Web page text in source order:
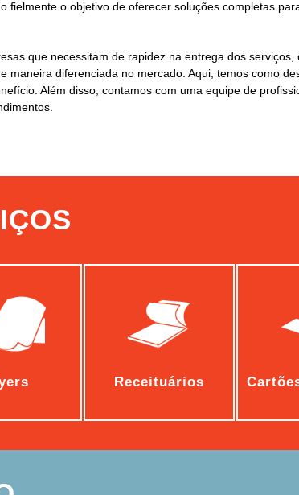
fielmente o objetivo de oferecer soluções completas
que necessitam de rapidez na entrega dos serviços,
maneira diferenciada no mercado. Aqui, temos como
Além disso, contamos com uma equipe de
Receituários